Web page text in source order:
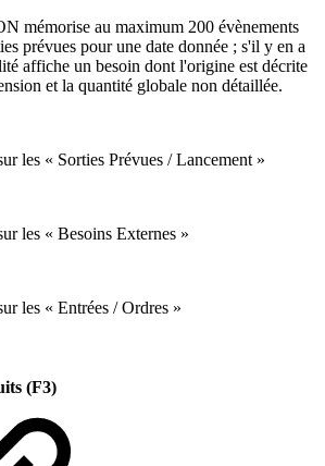
mémorise au maximum 200 évènements
prévues pour une date donnée ; s'il y en a
affiche un besoin dont l'origine est décrite
et la quantité globale non détaillée.
les « Sorties Prévues / Lancement »
les « Besoins Externes »
les « Entrées / Ordres »
(F3)